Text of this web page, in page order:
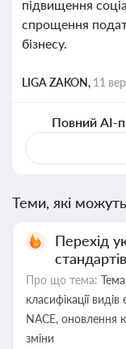
підвищення
спрощення
бізнесу.
LIGA ZAKON, 11
Повний AI-
Теми, які
Перехід
Про що тема:
класифікації
NACE, оновлення
зміни